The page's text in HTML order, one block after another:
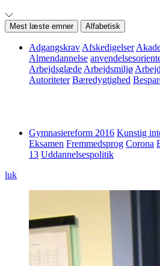
Mest læste emner Alfabetisk
Adgangskrav Afskedigelser
Almendannelse
Arbejdsglæde Arbejdsmiljø
Autoriteter Bæredygtighed
Gymnasiereform 2016 Kunstig
Eksamen Fremmedsprog Corona
13 Uddannelsespolitik
luk